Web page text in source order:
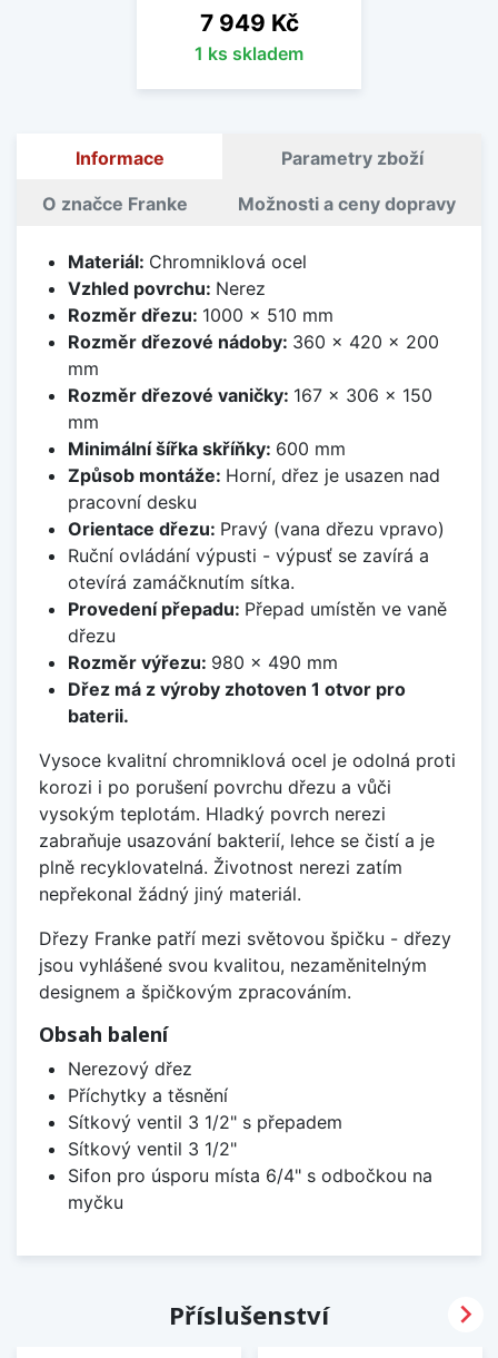
Cena
7 949 Kč
1 ks skladem
Informace Parametry zboží
O značce Franke Možnosti a ceny dopravy
Materiál: Chromniklová ocel
Vzhled povrchu: Nerez
Rozměr dřezu: 1000 x 510 mm
Rozměr dřezové nádoby: 360 x 420 x 200
mm
Rozměr dřezové vaničky: 167 x 306 x 150
mm
Minimální šířka skříňky: 600 mm
Způsob montáže: Horní, dřez je usazen nad
pracovní desku
Orientace dřezu: Pravý (vana dřezu vpravo)
Ruční ovládání výpusti - výpusť se zavírá a
otevírá zamáčknutím sítka.
Provedení přepadu: Přepad umístěn ve vaně
dřezu
Rozměr výřezu: 980 x 490 mm
Dřez má z výroby zhotoven 1 otvor pro
baterii.
Vysoce kvalitní chromniklová ocel je odolná proti
korozi i po porušení povrchu dřezu a vůči
vysokým teplotám. Hladký povrch nerezi
zabraňuje usazování bakterií, lehce se čistí a je
plně recyklovatelná. Životnost nerezi zatím
nepřekonal žádný jiný materiál.
Dřezy Franke patří mezi světovou špičku - dřezy
jsou vyhlášené svou kvalitou, nezaměnitelným
designem a špičkovým zpracováním.
Obsah balení
Nerezový dřez
Příchytky a těsnění
Sítkový ventil 3 1/2" s přepadem
Sítkový ventil 3 1/2"
Sifon pro úsporu místa 6/4" s odbočkou na
myčku
Příslušenství 